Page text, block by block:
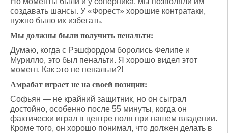
создавать шансы. У «Форест» хорошие контратаки,
нужно было их избегать.
Мы должны были получить пенальти:
Думаю, когда с Рэшфордом боролись Фелипе и
Мурилло, это был пенальти. Я хорошо видел этот
момент. Как это не пенальти?!
Амрабат играет не на своей позиции:
Софьян — не крайний защитник, но он сыграл
достойно, особенно после 55 минуты, когда он
фактически играл в центре поля при нашем владении.
Кроме того, он хорошо понимал, что должен делать в